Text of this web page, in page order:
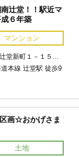
辻堂！！駅近マ
６年築
マンション
堂新町１－１５...
本線 辻堂駅 徒歩9
画☆おかげさま
土地